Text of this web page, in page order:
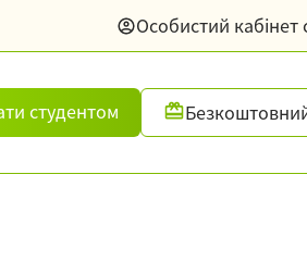
Особистий кабінет
студентом